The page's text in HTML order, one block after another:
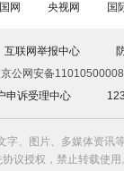
网 央视网 国
互联网举报中心
京公网安备
申诉受理中心
字、图片、多媒体资
协议授权，禁止转载使